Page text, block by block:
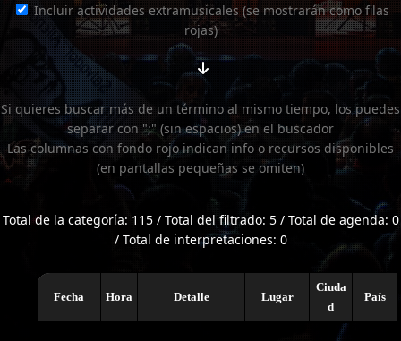
Incluir actividades extramusicales (se mostrarán como filas
rojas)
Si quieres buscar más de un término al mismo tiempo, los puedes
separar con ";" (sin espacios) en el buscador
Las columnas con fondo rojo indican info o recursos disponibles
(en pantallas pequeñas se omiten)
Total de la categoría: 115 / Total del filtrado: 5 / Total de agenda: 0
/ Total de interpretaciones: 0
Fecha Hora Detalle Lugar
Ciuda
d
País